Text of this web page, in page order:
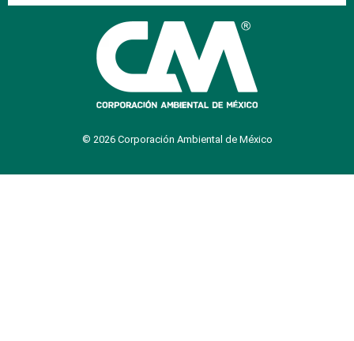
© 2026 Corporación Ambiental de México